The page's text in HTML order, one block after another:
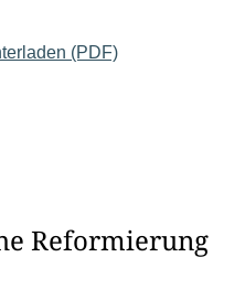
(PDF)
Reformierung